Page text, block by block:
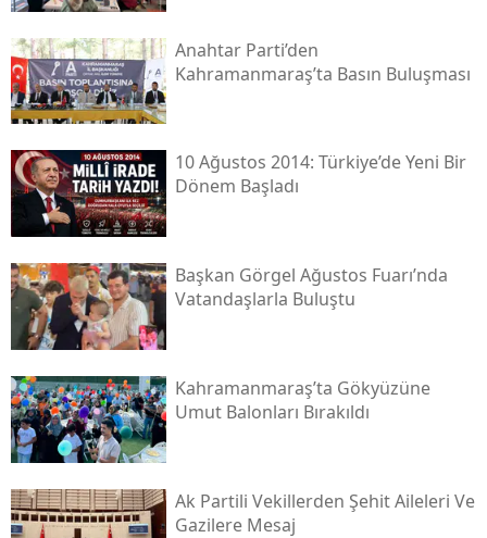
Anahtar Parti’den
Kahramanmaraş’ta Basın Buluşması
10 Ağustos 2014: Türkiye’de Yeni Bir
Dönem Başladı
Başkan Görgel Ağustos Fuarı’nda
Vatandaşlarla Buluştu
Kahramanmaraş’ta Gökyüzüne
Umut Balonları Bırakıldı
Ak Partili Vekillerden Şehit Aileleri Ve
Gazilere Mesaj